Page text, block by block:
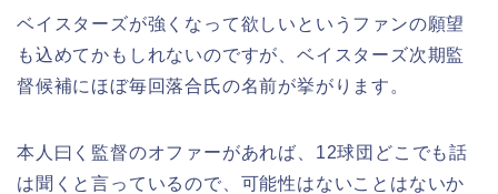
ベイスターズが強くなって欲しいというファンの願望
も込めてかもしれないのですが、ベイスターズ次期監
督候補にほぼ毎回落合氏の名前が挙がります。
本人曰く監督のオファーがあれば、12球団どこでも話
は聞くと言っているので、可能性はないことはないか